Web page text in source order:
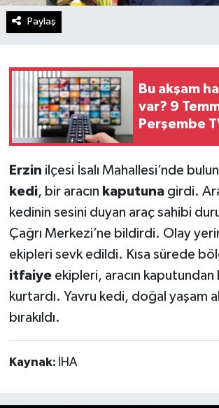
Paylaş
Bu akşam
var? 9
Perşembe
Erzin ilçesi İsalı Mahallesi’nde
kedi, bir aracın kaputuna girdi.
kedinin sesini duyan araç sahibi
Çağrı Merkezi’ne bildirdi. Olay
ekipleri sevk edildi. Kısa sürede
itfaiye ekipleri, aracın kaputundan
kurtardı. Yavru kedi, doğal yaşam
bırakıldı.
Kaynak: İHA